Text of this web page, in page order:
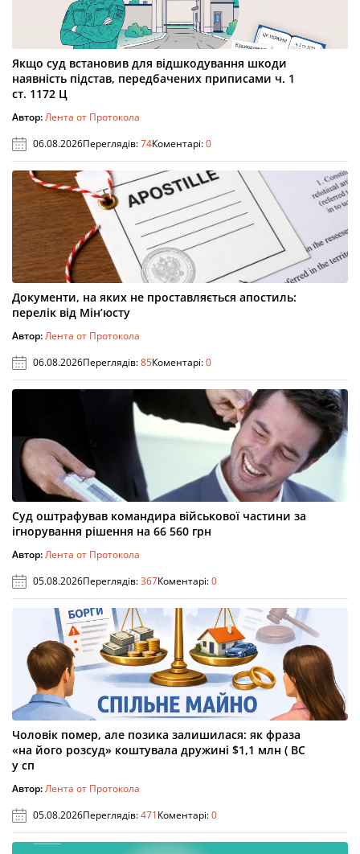
Якщо суд встановив для відшкодування шкоди
наявність підстав, передбачених приписами ч. 1
ст. 1172 Ц
Автор:Лента от Протокола
06.08.2026Переглядів:74Коментарі:0
Документи, на яких не проставляється апостиль:
перелік від Мін’юсту
Автор:Лента от Протокола
06.08.2026Переглядів:85Коментарі:0
Суд оштрафував командира військової частини за
ігнорування рішення на 66 560 грн
Автор:Лента от Протокола
05.08.2026Переглядів:367Коментарі:0
Чоловік помер, але позика залишилася: як фраза
«на його розсуд» коштувала дружині $1,1 млн ( ВС
у сп
Автор:Лента от Протокола
05.08.2026Переглядів:471Коментарі:0